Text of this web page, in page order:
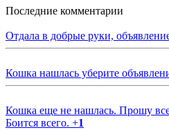
Последние комментарии
Отдала в добрые руки,
Кошка нашлась уберите
Кошка еще не нашлась. Прошу
Боится всего. +1